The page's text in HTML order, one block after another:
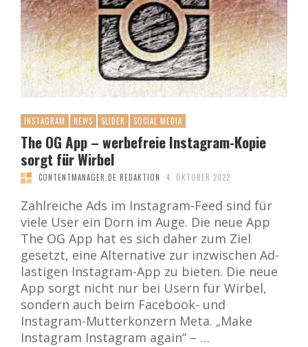
INSTAGRAM NEWS SLIDER SOCIAL MEDIA
The OG App – werbefreie Instagram-Kopie
sorgt für Wirbel
CONTENTMANAGER.DE REDAKTION 4. OKTOBER 2022
Zahlreiche Ads im Instagram-Feed sind für
viele User ein Dorn im Auge. Die neue App
The OG App hat es sich daher zum Ziel
gesetzt, eine Alternative zur inzwischen Ad-
lastigen Instagram-App zu bieten. Die neue
App sorgt nicht nur bei Usern für Wirbel,
sondern auch beim Facebook- und
Instagram-Mutterkonzern Meta. „Make
Instagram Instagram again“ – …